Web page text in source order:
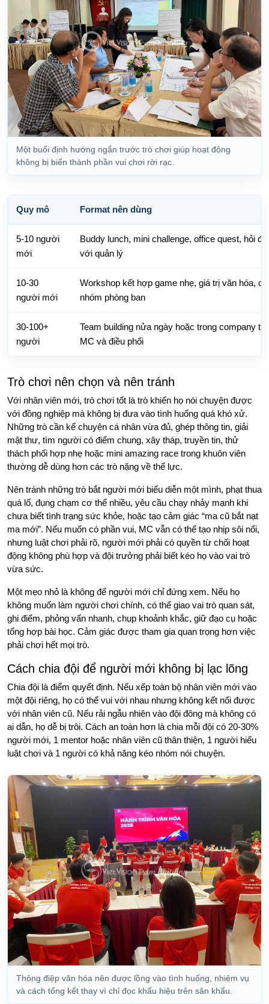
Một buổi định hướng ngắn trước trò chơi giúp hoạt động
không bị biến thành phần vui chơi rời rạc.
Quy mô Format nên dùng
5-10 người
mới
Buddy lunch, mini challenge, office quest, hỏi
với quản lý
10-30
người mới
Workshop kết hợp game nhẹ, giá trị văn hóa,
nhóm phòng ban
30-100+
người
Team building nửa ngày hoặc trong company
MC và điều phối
Trò chơi nên chọn và nên tránh
Với nhân viên mới, trò chơi tốt là trò khiến họ nói chuyện được
với đồng nghiệp mà không bị đưa vào tình huống quá khó xử.
Những trò cần kể chuyện cá nhân vừa đủ, ghép thông tin, giải
mật thư, tìm người có điểm chung, xây tháp, truyền tin, thử
thách phối hợp nhẹ hoặc mini amazing race trong khuôn viên
thường dễ dùng hơn các trò nặng về thể lực.
Nên tránh những trò bắt người mới biểu diễn một mình, phạt thua
quá lố, đụng chạm cơ thể nhiều, yêu cầu chạy nhảy mạnh khi
chưa biết tình trạng sức khỏe, hoặc tạo cảm giác “ma cũ bắt nạt
ma mới”. Nếu muốn có phần vui, MC vẫn có thể tạo nhịp sôi nổi,
nhưng luật chơi phải rõ, người mới phải có quyền từ chối hoạt
động không phù hợp và đội trưởng phải biết kéo họ vào vai trò
vừa sức.
Một mẹo nhỏ là không để người mới chỉ đứng xem. Nếu họ
không muốn làm người chơi chính, có thể giao vai trò quan sát,
ghi điểm, phỏng vấn nhanh, chụp khoảnh khắc, giữ đạo cụ hoặc
tổng hợp bài học. Cảm giác được tham gia quan trọng hơn việc
phải chơi hết mọi trò.
Cách chia đội để người mới không bị lạc lõng
Chia đội là điểm quyết định. Nếu xếp toàn bộ nhân viên mới vào
một đội riêng, họ có thể vui với nhau nhưng không kết nối được
với nhân viên cũ. Nếu rải ngẫu nhiên vào đội đông mà không có
ai dẫn, họ dễ bị trôi. Cách an toàn hơn là chia mỗi đội có 20-30%
người mới, 1 mentor hoặc nhân viên cũ thân thiện, 1 người hiểu
luật chơi và 1 người có khả năng kéo nhóm nói chuyện.
Thông điệp văn hóa nên được lồng vào tình huống, nhiệm vụ
và cách tổng kết thay vì chỉ đọc khẩu hiệu trên sân khấu.